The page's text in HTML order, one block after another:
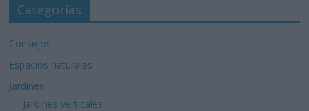
Categorías
Consejos
Espacios naturales
Jardines
Jardines verticales